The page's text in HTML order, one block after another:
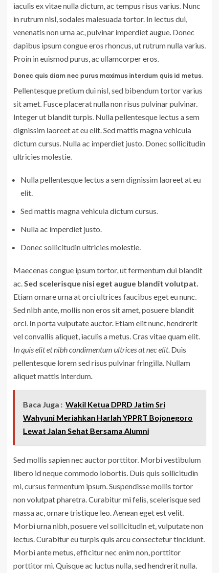
iaculis ex vitae nulla dictum, ac tempus risus varius. Nunc
in rutrum nisl, sodales malesuada tortor. In lectus dui,
venenatis non urna ac, pulvinar imperdiet augue. Donec
dapibus ipsum congue eros rhoncus, ut rutrum nulla varius.
Proin in euismod purus, ac ullamcorper eros.
Donec quis diam nec purus maximus interdum quis id metus.
Pellentesque pretium dui nisl, sed bibendum tortor varius
sit amet. Fusce placerat nulla non risus pulvinar pulvinar.
Integer ut blandit turpis. Nulla pellentesque lectus a sem
dignissim laoreet at eu elit. Sed mattis magna vehicula
dictum cursus. Nulla ac imperdiet justo. Donec sollicitudin
ultricies molestie.
Nulla pellentesque lectus a sem dignissim laoreet at eu
elit.
Sed mattis magna vehicula dictum cursus.
Nulla ac imperdiet justo.
Donec sollicitudin ultricies molestie.
Maecenas congue ipsum tortor, ut fermentum dui blandit
ac. Sed scelerisque nisi eget augue blandit volutpat.
Etiam ornare urna at orci ultrices faucibus eget eu nunc.
Sed nibh ante, mollis non eros sit amet, posuere blandit
orci. In porta vulputate auctor. Etiam elit nunc, hendrerit
vel convallis aliquet, iaculis a metus. Cras vitae quam elit.
In quis elit et nibh condimentum ultrices at nec elit. Duis
pellentesque lorem sed risus pulvinar fringilla. Nullam
aliquet mattis interdum.
Baca Juga : Wakil Ketua DPRD Jatim Sri
Wahyuni Meriahkan Harlah YPPRT Bojonegoro
Lewat Jalan Sehat Bersama Alumni
Sed mollis sapien nec auctor porttitor. Morbi vestibulum
libero id neque commodo lobortis. Duis quis sollicitudin
mi, cursus fermentum ipsum. Suspendisse mollis tortor
non volutpat pharetra. Curabitur mi felis, scelerisque sed
massa ac, ornare tristique leo. Aenean eget est velit.
Morbi urna nibh, posuere vel sollicitudin et, vulputate non
lectus. Curabitur eu turpis quis arcu consectetur tincidunt.
Morbi ante metus, efficitur nec enim non, porttitor
porttitor mi. Quisque ac luctus nulla, sed hendrerit nulla.